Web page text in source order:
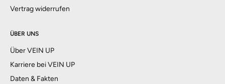
Vertrag widerrufen
ÜBER UNS
Über VEIN UP
Karriere bei VEIN UP
Daten & Fakten